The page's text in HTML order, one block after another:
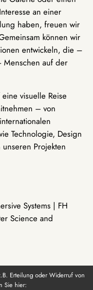
an einer
haben, freuen wir
können wir
entwickeln, die –
Menschen auf der
visuelle Reise
– von
Technologie, Design
Projekten
Systems | FH
Science and
Erteilung oder Widerruf von
Sie hier: